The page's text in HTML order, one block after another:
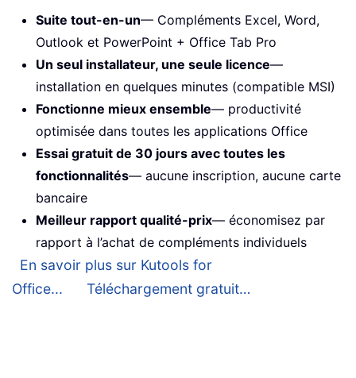
Suite tout-en-un— Compléments Excel, Word,
Outlook et PowerPoint + Office Tab Pro
Un seul installateur, une seule licence—
installation en quelques minutes (compatible MSI)
Fonctionne mieux ensemble— productivité
optimisée dans toutes les applications Office
Essai gratuit de 30 jours avec toutes les
fonctionnalités— aucune inscription, aucune carte
bancaire
Meilleur rapport qualité-prix— économisez par
rapport à l’achat de compléments individuels
En savoir plus sur Kutools for
Office...
Téléchargement gratuit…